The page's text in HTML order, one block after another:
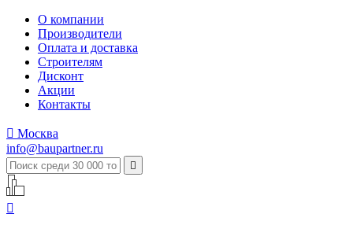
О компании
Производители
Оплата и доставка
Строителям
Дисконт
Акции
Контакты
 Москва
info@baupartner.ru

